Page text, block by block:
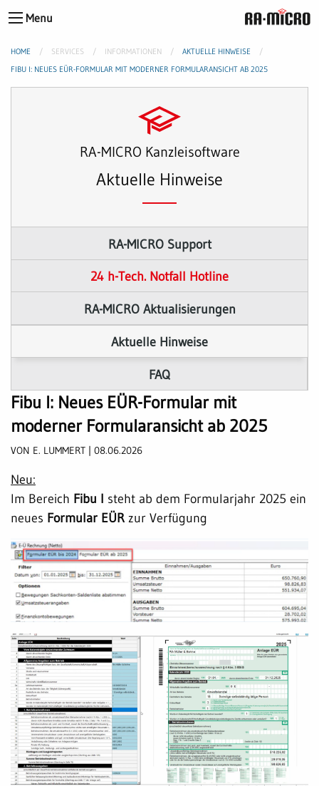
Menu
HOME SERVICES INFORMATIONEN
AKTUELLE HINWEISE
FIBU I: NEUES EÜR-FORMULAR MIT MODERNER FORMULARANSICHT AB 2025
RA-MICRO Kanzleisoftware
Aktuelle Hinweise
RA-MICRO Support
24 h-Tech. Notfall Hotline
RA-MICRO Aktualisierungen
Aktuelle Hinweise
FAQ
Fibu I: Neues EÜR-Formular mit
moderner Formularansicht ab 2025
VON E. LUMMERT | 08.06.2026
Neu:
Im Bereich Fibu I steht ab dem Formularjahr 2025 ein
neues Formular EÜR zur Verfügung